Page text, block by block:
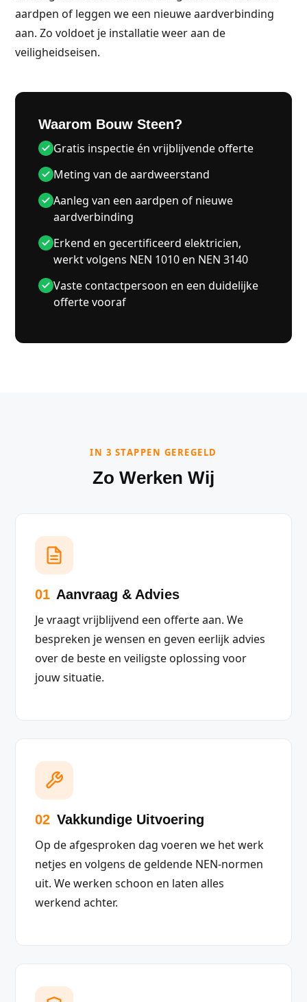
aardpen of leggen we een nieuwe aardverbinding
aan. Zo voldoet je installatie weer aan de
veiligheidseisen.
Waarom Bouw Steen?
Gratis inspectie én vrijblijvende offerte
Meting van de aardweerstand
Aanleg van een aardpen of nieuwe
aardverbinding
Erkend en gecertificeerd elektricien,
werkt volgens NEN 1010 en NEN 3140
Vaste contactpersoon en een duidelijke
offerte vooraf
IN 3 STAPPEN GEREGELD
Zo Werken Wij
01 Aanvraag & Advies
Je vraagt vrijblijvend een offerte aan. We
bespreken je wensen en geven eerlijk advies
over de beste en veiligste oplossing voor
jouw situatie.
02 Vakkundige Uitvoering
Op de afgesproken dag voeren we het werk
netjes en volgens de geldende NEN-normen
uit. We werken schoon en laten alles
werkend achter.